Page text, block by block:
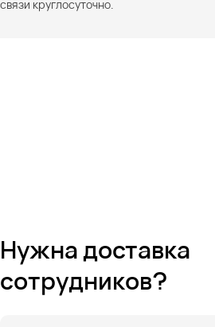
связи круглосуточно.
Нужна доставка
сотрудников?